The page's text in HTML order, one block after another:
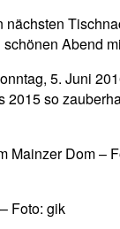
Abend
5. Juni
2015 so
Mainzer Dom –
Foto: gik